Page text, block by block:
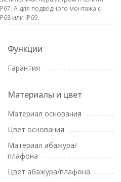
А для подводного монтажа с
или IP69.
Функции
Гарантия
Материалы и цвет
Материал основания
Цвет основания
Материал абажура/
плафона
Цвет абажура/плафона